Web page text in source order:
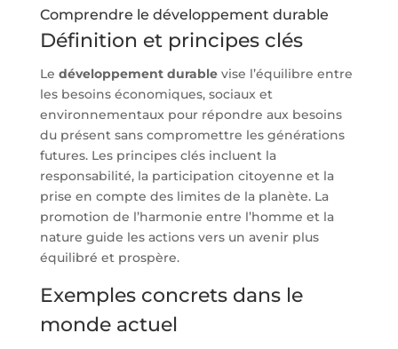
Comprendre le développement durable
Définition et principes clés
Le développement durablevise l’équilibre entre
les besoins économiques, sociaux et
environnementaux pour répondre aux besoins
du présent sans compromettre les générations
futures. Les principes clés incluent la
responsabilité, la participation citoyenne et la
prise en compte des limites de la planète. La
promotion de l’harmonie entre l’homme et la
nature guide les actions vers un avenir plus
équilibré et prospère.
Exemples concrets dans le
monde actuel